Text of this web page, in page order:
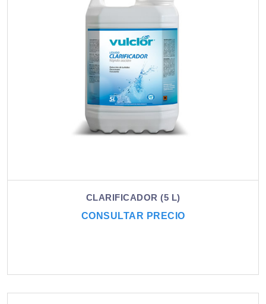
CLARIFICADOR (5 L)
CONSULTAR PRECIO